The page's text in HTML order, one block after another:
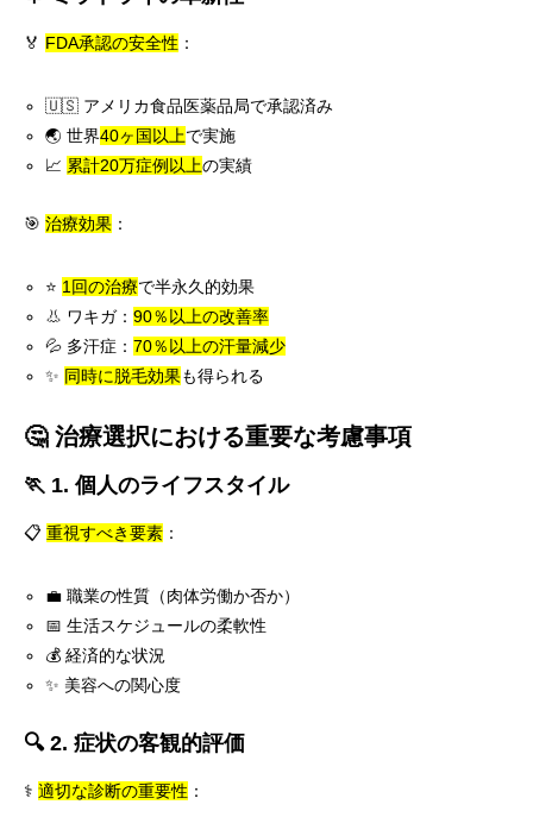
🏅 FDA承認の安全性 ：
🇺🇸 アメリカ食品医薬品局で承認済み
🌏 世界40ヶ国以上で実施
📈 累計20万症例以上の実績
🎯 治療効果 ：
⭐ 1回の治療で半永久的効果
👃 ワキガ：90％以上の改善率
💦 多汗症：70％以上の汗量減少
✨ 同時に脱毛効果も得られる
🤔 治療選択における重要な考慮事項
🏃 1. 個人のライフスタイル
📋 重視すべき要素 ：
💼 職業の性質（肉体労働か否か）
📅 生活スケジュールの柔軟性
💰 経済的な状況
✨ 美容への関心度
🔍 2. 症状の客観的評価
⚕️ 適切な診断の重要性 ：